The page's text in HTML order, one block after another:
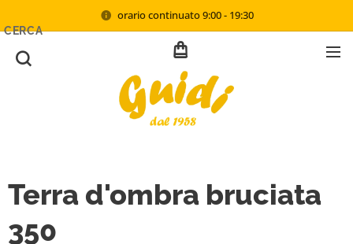
orario continuato 9:00 - 19:30
CERCA
Terra d'ombra bruciata
350